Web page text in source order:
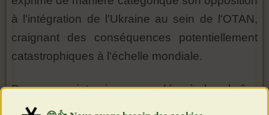
à l'intégration de l'Ukraine au sein de l'OTAN,
craignant des conséquences potentiellement
catastrophiques à l'échelle mondiale.
Dans une interview accordée à la chaîne
publique STVR, Fico a clairement indiqué que